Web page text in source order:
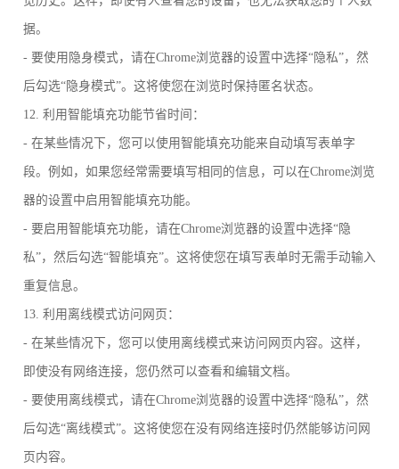
据。
- 要使用隐身模式，请在Chrome浏览器的设置中选择“隐私”，然
后勾选“隐身模式”。这将使您在浏览时保持匿名状态。
12. 利用智能填充功能节省时间：
- 在某些情况下，您可以使用智能填充功能来自动填写表单字
段。例如，如果您经常需要填写相同的信息，可以在Chrome浏览
器的设置中启用智能填充功能。
- 要启用智能填充功能，请在Chrome浏览器的设置中选择“隐
私”，然后勾选“智能填充”。这将使您在填写表单时无需手动输入
重复信息。
13. 利用离线模式访问网页：
- 在某些情况下，您可以使用离线模式来访问网页内容。这样，
即使没有网络连接，您仍然可以查看和编辑文档。
- 要使用离线模式，请在Chrome浏览器的设置中选择“隐私”，然
后勾选“离线模式”。这将使您在没有网络连接时仍然能够访问网
页内容。